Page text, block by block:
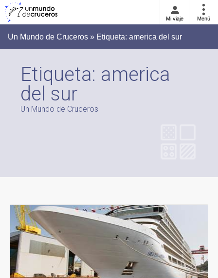
Mi viaje Menú
Un Mundo de Cruceros » Etiqueta: america del sur
Etiqueta: america
del sur
Un Mundo de Cruceros